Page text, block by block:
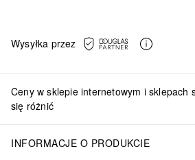
Wysyłka przez
Ceny w sklepie internetowym i sklepach
się różnić
INFORMACJE O PRODUKCIE